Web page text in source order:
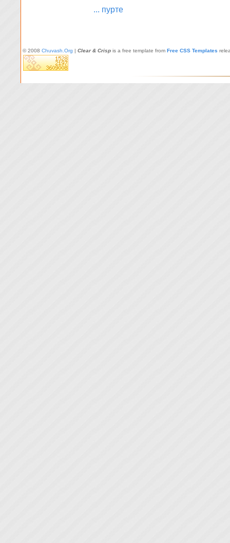
... пурте
© 2008 Chuvash.Org | Clear & Crisp is a free template from Free CSS Templates